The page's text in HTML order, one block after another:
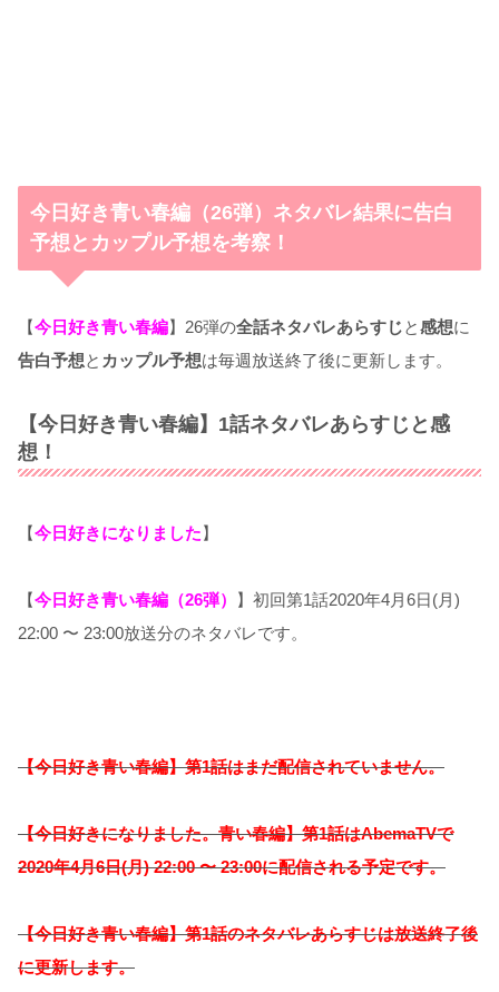
今日好き青い春編（26弾）ネタバレ結果に告白
予想とカップル予想を考察！
【今日好き青い春編】26弾の全話ネタバレあらすじと感想に
告白予想と カップル予想は毎週放送終了後に更新します。
【今日好き青い春編】1話ネタバレあらすじと感
想！
【今日好きになりました】
【今日好き青い春編（26弾）
】初回第1話2020年4月6日(月)
22:00 〜 23:00放送分のネタバレです。
【今日好き青い春編】第1話はまだ配信されていません。
【今日好きになりました。青い春編】第1話はAbemaTVで
2020年4月6日(月) 22:00 〜 23:00に配信される予定です。
【今日好き青い春編】第1話のネタバレあらすじは放送終了後
に更新します。